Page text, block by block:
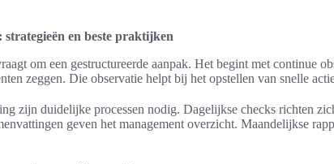
en beste praktijken
om een gestructureerde aanpak. Het begint met continue
zeggen. Die observatie helpt bij het opstellen van snelle
zijn duidelijke processen nodig. Dagelijkse checks richten
geven het management overzicht. Maandelijkse